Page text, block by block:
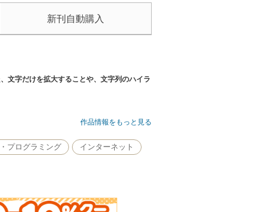
新刊自動購入
文字だけを拡大することや、文字列のハイラ
行わずに、付属のサンプル映像やソフトの映
方法や事例について解説します。
／Chapter6：Mac OSでの使用方法
作品情報をもっと見る
プログラミング インターネット